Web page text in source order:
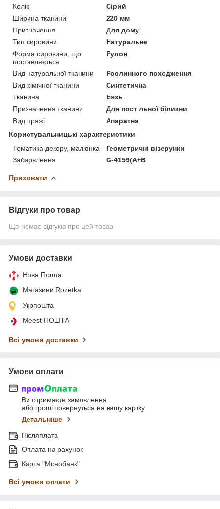
Колір
Сірий
Ширина тканини
220 мм
Призначення
Для дому
Тип сировини
Натуральне
Форма сировини, що
поставляється
Рулон
Вид натуральної тканини
Рослинного походження
Вид хімічної тканини
Синтетична
Тканина
Бязь
Призначення тканини
Для постільної білизни
Вид пряжі
Апаратна
Користувальницькі характеристики
Тематика декору, малюнка
Геометричні візерунки
Забарвлення
G-4159(A+B
Приховати
Відгуки про товар
Ще немає відгуків про цей товар
Умови доставки
Нова Пошта
Магазини Rozetka
Укрпошта
Meest ПОШТА
Всі умови доставки
Умови оплати
Ви отримаєте замовлення
або гроші повернуться на вашу картку
Детальніше
Післяплата
Оплата на рахунок
Карта "Монобанк"
Всі умови оплати